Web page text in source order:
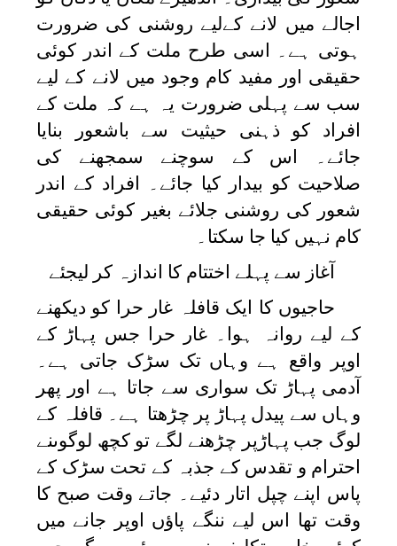
اجالے میں لانے کےلیے روشنی کی ضرورت
ہوتی ہے۔ اسی طرح ملت کے اندر کوئی
حقیقی اور مفید کام وجود میں لانے کے لیے
سب سے پہلی ضرورت یہ ہے کہ ملت کے
افراد کو ذہنی حیثیت سے باشعور بنایا
جائے۔ اس کے سوچنے سمجھنے کی
صلاحیت کو بیدار کیا جائے۔ افراد کے اندر
شعور کی روشنی جلائے بغیر کوئی حقیقی
کام نہیں کیا جا سکتا۔
آغاز سے پہلے اختتام کا اندازہ کر لیجئے
حاجیوں کا ایک قافلہ غار حرا کو دیکھنے
کے لیے روانہ ہوا۔ غار حرا جس پہاڑ کے
اوپر واقع ہے وہاں تک سڑک جاتی ہے۔
آدمی پہاڑ تک سواری سے جاتا ہے اور پھر
وہاں سے پیدل پہاڑ پر چڑھتا ہے۔ قافلہ کے
لوگ جب پہاڑپر چڑھنے لگے تو کچھ لوگوںنے
احترام و تقدس کے جذبہ کے تحت سڑک کے
پاس اپنے چپل اتار دئیے۔ جاتے وقت صبح کا
وقت تھا اس لیے ننگے پاؤں اوپر جانے میں